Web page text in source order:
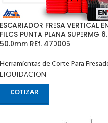
ESCARIADOR FRESA VERTICAL
FILOS PUNTA PLANA
50.0mm REf. 470006
Herramientas de Corte Para
LIQUIDACION
COTIZAR